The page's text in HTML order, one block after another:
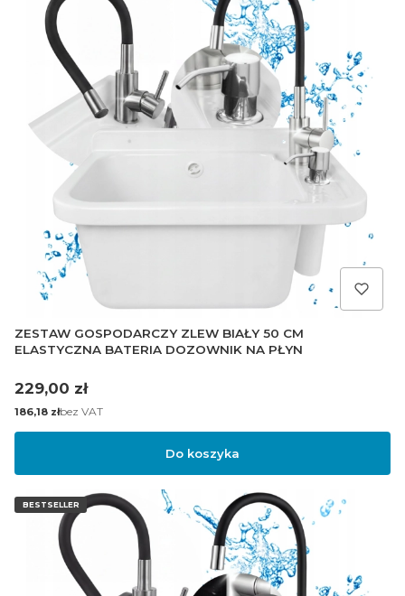
ZESTAW GOSPODARCZY ZLEW BIAŁY 50 CM
ELASTYCZNA BATERIA DOZOWNIK NA PŁYN
Cena
229,00 zł
Cena
186,18 złbez VAT
Do koszyka
BESTSELLER